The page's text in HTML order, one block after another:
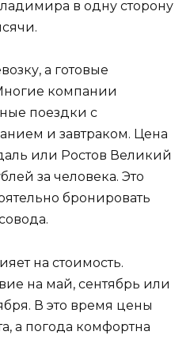
в одну сторону
а готовые
компании
поездки с
и завтраком. Цена
или Ростов Великий
за человека. Это
бронировать
на стоимость.
на май, сентябрь или
В это время цены
а погода комфортна